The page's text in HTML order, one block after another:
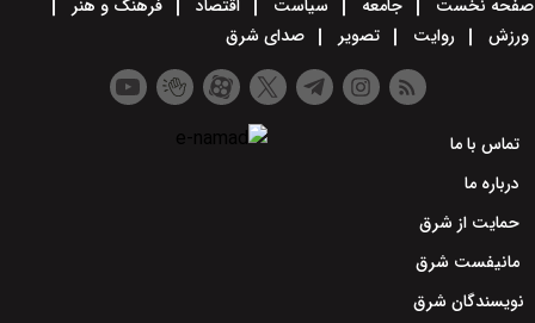
صفحه نخست جامعه سیاست اقتصاد
فرهنگ و هنر
ورزش
روایت تصویر صدای شرق
تماس با ما
درباره ما
حمایت از شرق
مانیفست شرق
نویسندگان شرق